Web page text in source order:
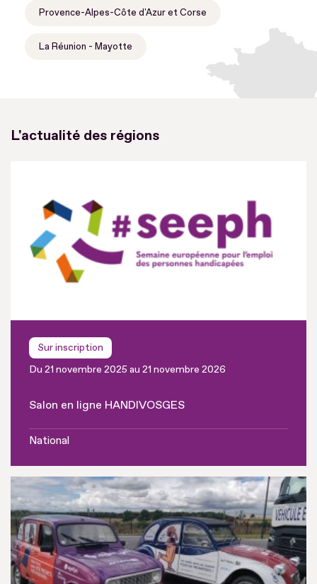
Provence-Alpes-Côte d'Azur et Corse
La Réunion - Mayotte
L'actualité des régions
Sur inscription
Du 21 novembre 2025 au 21 novembre 2026
Salon en ligne HANDIVOSGES
National